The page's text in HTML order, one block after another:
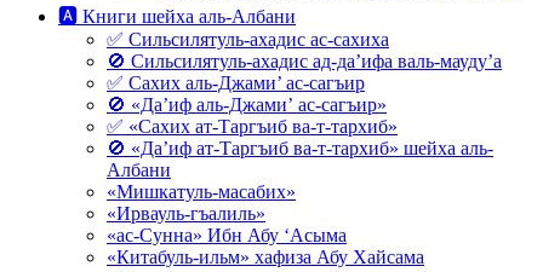
🅰 Книги шейха аль-Албани
✅ Сильсилятуль-ахадис ас-сахиха
🚫 Сильсилятуль-ахадис ад-да’ифа валь-мауду’а
✅ Сахих аль-Джами’ ас-сагъир
🚫 «Да’иф аль-Джами’ ас-сагъир»
✅ «Сахих ат-Таргъиб ва-т-тархиб»
🚫 «Да’иф ат-Таргъиб ва-т-тархиб» шейха аль-
Албани
«Мишкатуль-масабих»
«Ирвауль-гъалиль»
«ас-Сунна» Ибн Абу ‘Асыма
«Китабуль-ильм» хафиза Абу Хайсама